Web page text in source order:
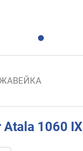
Atala 1060 IX